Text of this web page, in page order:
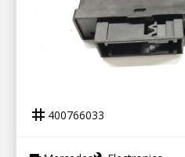
tag 400766033